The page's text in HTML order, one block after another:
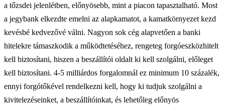
a tőzsdei jelenlétben, előnyösebb, mint a piacon tapasztalható. Most
a jegybank elkezdte emelni az alapkamatot, a kamatkörnyezet kezd
kevésbé kedvezővé válni. Nagyon sok cég alapvetően a banki
hitelekre támaszkodik a működtetéséhez, rengeteg forgóeszközhitelt
kell biztosítani, hiszen a beszállítói oldalt ki kell szolgálni, előleget
kell biztosítani. 4-5 milliárdos forgalomnál ez minimum 10 százalék,
ennyi forgótőkével rendelkezni kell, hogy ki tudjuk szolgálni a
kivitelezéseinket, a beszállítóinkat, és lehetőleg előnyös